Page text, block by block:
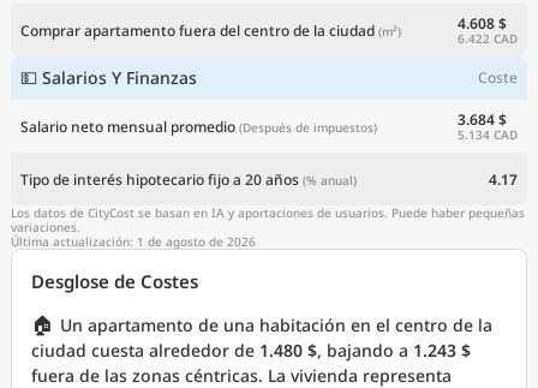
Comprar apartamento fuera del centro de la ciudad (m²) 4.608 $
6.422 CAD
💵 Salarios Y Finanzas Coste
Salario neto mensual promedio (Después de impuestos) 3.684 $
5.134 CAD
Tipo de interés hipotecario fijo a 20 años (% anual) 4.17
Los datos de CityCost se basan en IA y aportaciones de usuarios. Puede haber pequeñas
variaciones.
Última actualización: 1 de agosto de 2026
Desglose de Costes
🏠 Un apartamento de una habitación en el centro de la
ciudad cuesta alrededor de 1.480 $, bajando a 1.243 $
fuera de las zonas céntricas. La vivienda representa